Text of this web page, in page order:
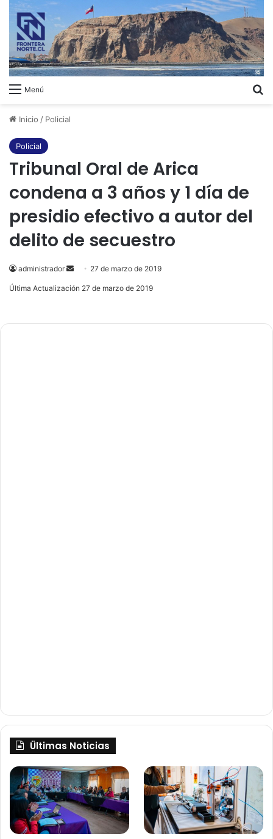
Menú
Inicio / Policial
Policial
Tribunal Oral de Arica
condena a 3 años y 1 día de
presidio efectivo a autor del
delito de secuestro
administrador
Send
an
27 de marzo de 2019
Última Actualización 27 de marzo de 2019
Ültimas Noticias